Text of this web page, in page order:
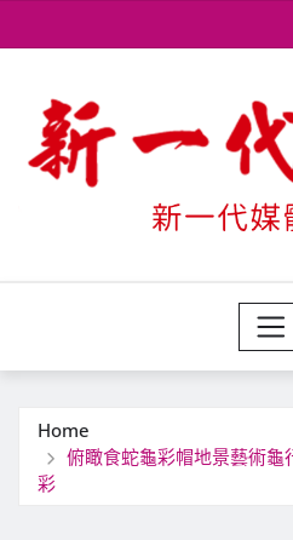
to
Home
俯瞰食蛇龜彩帽地景藝術
彩